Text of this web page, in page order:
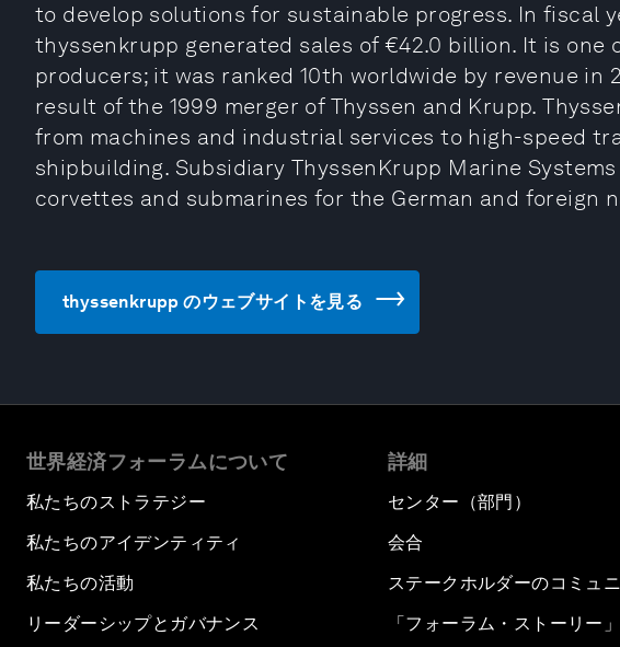
to develop solutions for sustainable progress. In fiscal
thyssenkrupp generated sales of €42.0 billion. It is one
producers; it was ranked 10th worldwide by revenue in
result of the 1999 merger of Thyssen and Krupp.
from machines and industrial services to high-speed
shipbuilding. Subsidiary ThyssenKrupp Marine
corvettes and submarines for the German and foreign
thyssenkrupp のウェブサイトを見る
世界経済フォーラムについて
私たちのストラテジー
私たちのアイデンティティ
私たちの活動
リーダーシップとガバナンス
詳細
センター（部門）
会合
ステークホルダーのコミュ
「フォーラム・ストーリー」